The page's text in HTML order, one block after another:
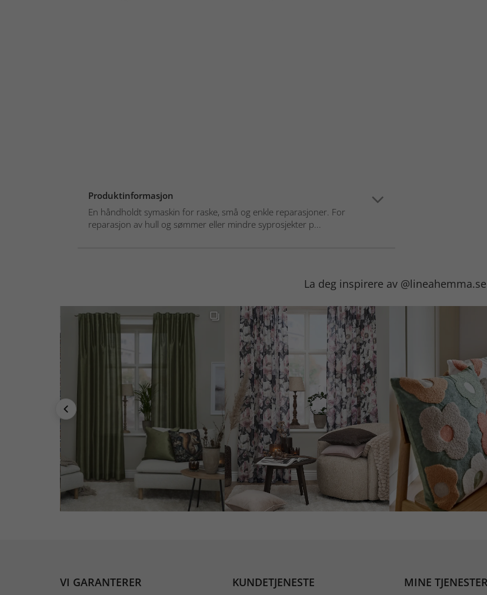
Produktinformasjon
En håndholdt symaskin for raske, små og enkle reparasjoner. For
reparasjon av hull og sømmer eller mindre syprosjekter p...
La deg inspirere av @lineahemma.se
VI GARANTERER KUNDETJENESTE MINE TJENESTER